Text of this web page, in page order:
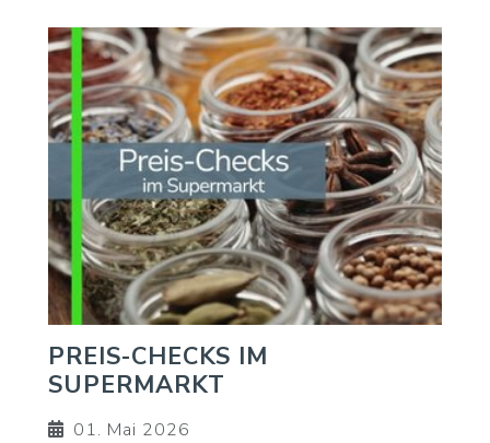
PREIS-CHECKS IM
SUPERMARKT
01. Mai 2026